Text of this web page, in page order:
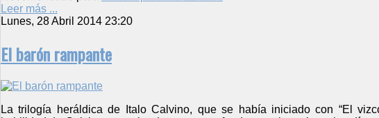
Leer más ...
Lunes, 28 Abril 2014 23:20
El barón rampante
La trilogía heráldica de Italo Calvino, que se había iniciado con “El